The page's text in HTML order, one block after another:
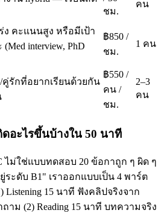
ชม.
คน
ง คะแนนสูง หรือมีเป้า
interview, PhD
฿850 /
ชม.
1 คน
คู่รักที่อยากเรียนด้วยกัน
฿550 /
คน /
ชม.
2–3
คน
ดอะไรขึ้นบ้างใน 50 นาที
ไม่ใช่แบบทดสอบ 20 ข้อกาถูก ๆ ผิด ๆ
ะดับ B1" เราออกแบบเป็น 4 พาร์ต
Listening 15 นาที ฟังคลิปจริงจาก
าม (2) Reading 15 นาที บทความจริง